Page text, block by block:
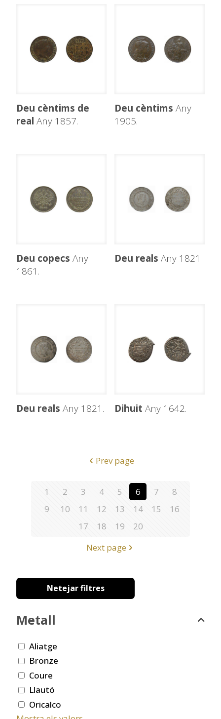
Deu cèntims de
real Any 1857.
Deu cèntims Any
1905.
Deu copecs Any
1861.
Deu reals Any 1821
Deu reals Any 1821. Dihuit Any 1642.
Prev page
1 2 3 4 5 6 7
8
9
10 11 12 13 14 15
16
17
18 19
20
Next page
Netejar filtres
Metall
Aliatge
Bronze
Coure
Llautó
Oricalco